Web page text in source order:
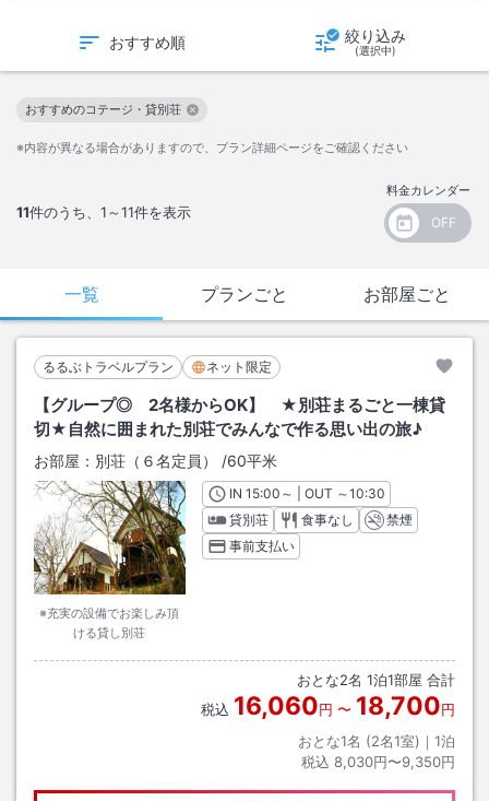
おすすめ順 絞り込み
(選択中)
11件のうち、 1～11件を表示
料金カレンダー
おすすめのコテージ・貸別荘
この絞り込み条件を解除
※内容が異なる場合がありますので、プラン詳細ページをご確認ください
一覧 プランごと お部屋ごと
るるぶトラベルプラン ネット限定
【グループ◎ 2名様からOK】 ★別荘まるごと一棟貸
切★自然に囲まれた別荘でみんなで作る思い出の旅♪
お部屋： 別荘（６名定員） /60平米
※充実の設備でお楽しみ頂
ける貸し別荘
INチェックイン
15:00 ～ | OUT チェックアウト
～10:30
貸別荘
食事なし
禁煙
事前支払い
おとな2名 1泊1部屋 合計
税込 16,060円 〜 18,700円
おとな1名 (2名1室)｜ 1泊
税込 8,030円〜9,350円